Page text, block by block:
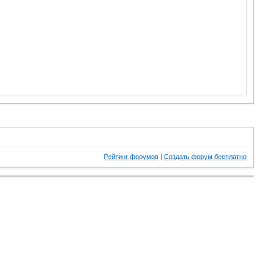
Рейтинг форумов | Создать форум бесплатно